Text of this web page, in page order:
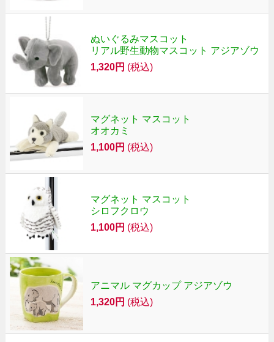
ぬいぐるみマスコット
リアル野生動物マスコット アジアゾウ
1,320円 (税込)
マグネット マスコット
オオカミ
1,100円 (税込)
マグネット マスコット
シロフクロウ
1,100円 (税込)
アニマル マグカップ アジアゾウ
1,320円 (税込)